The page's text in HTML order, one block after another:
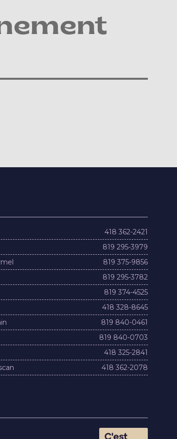
418 362-2421
819 295-3979
819 375-9856
819 295-3782
819 374-4525
418 328-8645
819 840-0461
819 840-0703
418 325-2841
418 362-2078